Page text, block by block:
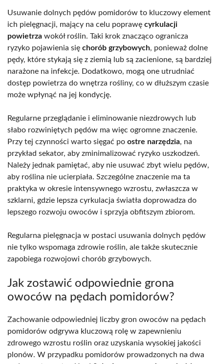
Usuwanie dolnych pędów pomidorów to kluczowy element
ich pielęgnacji, mający na celu poprawę cyrkulacji
powietrza wokół roślin. Taki krok znacząco ogranicza
ryzyko pojawienia się chorób grzybowych, ponieważ dolne
pędy, które stykają się z ziemią lub są zacienione, są bardziej
narażone na infekcje. Dodatkowo, mogą one utrudniać
dostęp powietrza do wnętrza rośliny, co w dłuższym czasie
może wpłynąć na jej kondycję.
Regularne przeglądanie i eliminowanie niezdrowych lub
słabo rozwiniętych pędów ma więc ogromne znaczenie.
Przy tej czynności warto sięgać po ostre narzędzia, na
przykład sekator, aby zminimalizować ryzyko uszkodzeń.
Należy jednak pamiętać, aby nie usuwać zbyt wielu pędów,
aby roślina nie ucierpiała. Szczególne znaczenie ma ta
praktyka w okresie intensywnego wzrostu, zwłaszcza w
szklarni, gdzie lepsza cyrkulacja światła doprowadza do
lepszego rozwoju owoców i sprzyja obfitszym zbiorom.
Regularna pielęgnacja w postaci usuwania dolnych pędów
nie tylko wspomaga zdrowie roślin, ale także skutecznie
zapobiega rozwojowi chorób grzybowych.
Jak zostawić odpowiednie grona
owoców na pędach pomidorów?
Zachowanie odpowiedniej liczby gron owoców na pędach
pomidorów odgrywa kluczową rolę w zapewnieniu
zdrowego wzrostu roślin oraz uzyskania wysokiej jakości
plonów. W przypadku pomidorów prowadzonych na dwa